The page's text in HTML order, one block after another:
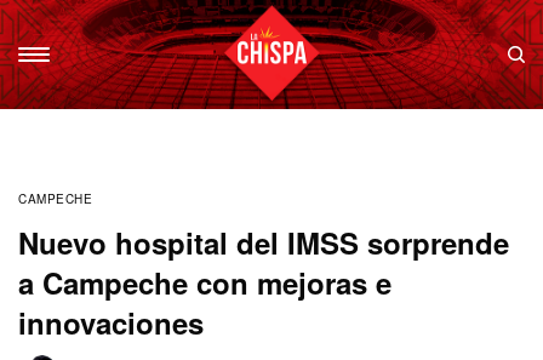
CAMPECHE
Nuevo hospital del IMSS sorprende
a Campeche con mejoras e
innovaciones